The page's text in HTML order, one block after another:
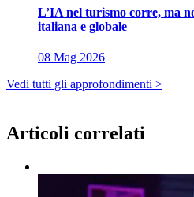
L’IA nel turismo corre, ma
italiana e globale
08 Mag 2026
Vedi tutti gli approfondimenti >
Articoli correlati